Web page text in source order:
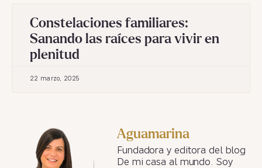
Constelaciones familiares:
Sanando las raíces para vivir en
plenitud
22 marzo, 2025
Aguamarina
Fundadora y editora del blog
De mi casa al mundo. Soy